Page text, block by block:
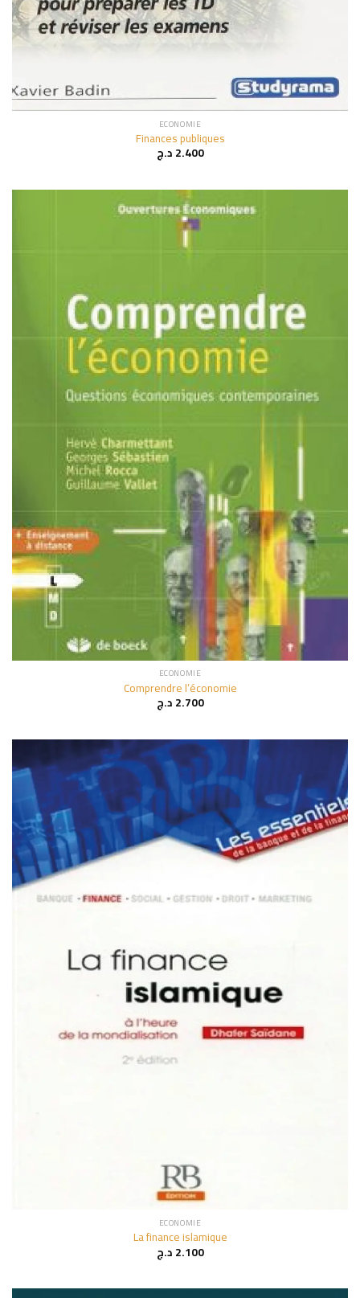
ECONOMIE
Finances publiques
2.400د.ج
ECONOMIE
Comprendre l’économie
2.700د.ج
ECONOMIE
La finance islamique
2.100د.ج